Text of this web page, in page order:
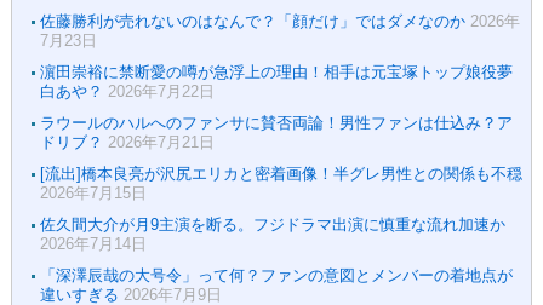
佐藤勝利が売れないのはなんで？「顔だけ」ではダメなのか 2026年
7月23日
濵田崇裕に禁断愛の噂が急浮上の理由！相手は元宝塚トップ娘役夢
白あや？ 2026年7月22日
ラウールのハルへのファンサに賛否両論！男性ファンは仕込み？ア
ドリブ？ 2026年7月21日
[流出]橋本良亮が沢尻エリカと密着画像！半グレ男性との関係も不穏
2026年7月15日
佐久間大介が月9主演を断る。フジドラマ出演に慎重な流れ加速か
2026年7月14日
「深澤辰哉の大号令」って何？ファンの意図とメンバーの着地点が
違いすぎる 2026年7月9日